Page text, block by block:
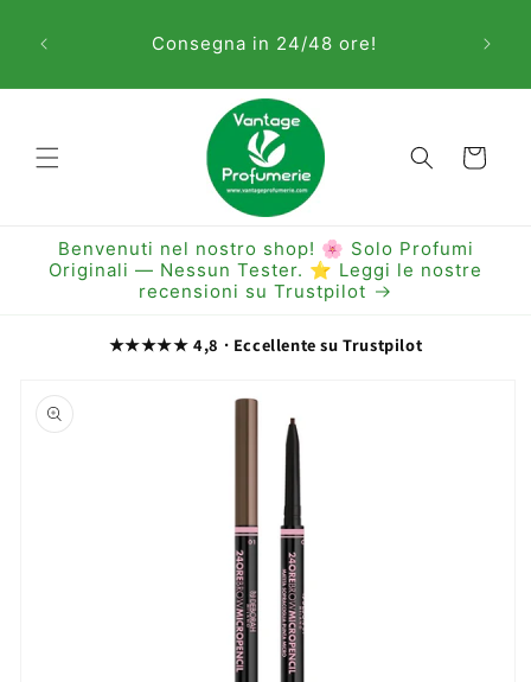
ai contenuti
Consegna in 24/48 ore!
Carrello
Benvenuti nel nostro shop! 🌸 Solo Profumi
Originali — Nessun Tester. ⭐ Leggi le nostre
recensioni su Trustpilot
★★★★★ 4,8 · Eccellente su Trustpilot
informazioni
sul prodotto